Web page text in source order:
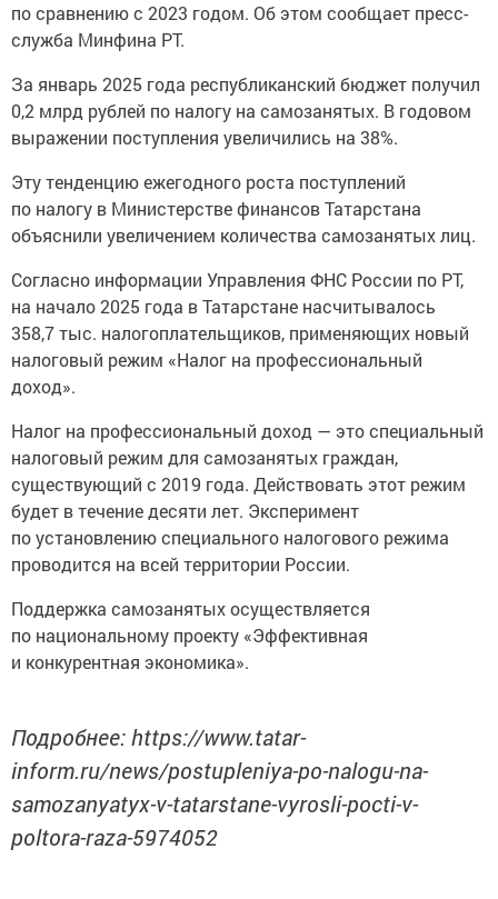
по сравнению с 2023 годом. Об этом сообщает пресс-
служба Минфина РТ.
За январь 2025 года республиканский бюджет получил
0,2 млрд рублей по налогу на самозанятых. В годовом
выражении поступления увеличились на 38%.
Эту тенденцию ежегодного роста поступлений
по налогу в Министерстве финансов Татарстана
объяснили увеличением количества самозанятых лиц.
Согласно информации Управления ФНС России по РТ,
на начало 2025 года в Татарстане насчитывалось
358,7 тыс. налогоплательщиков, применяющих новый
налоговый режим «Налог на профессиональный
доход».
Налог на профессиональный доход — это специальный
налоговый режим для самозанятых граждан,
существующий с 2019 года. Действовать этот режим
будет в течение десяти лет. Эксперимент
по установлению специального налогового режима
проводится на всей территории России.
Поддержка самозанятых осуществляется
по национальному проекту «Эффективная
и конкурентная экономика».
Подробнее: https://www.tatar-
inform.ru/news/postupleniya-po-nalogu-na-
samozanyatyx-v-tatarstane-vyrosli-pocti-v-
poltora-raza-5974052